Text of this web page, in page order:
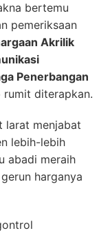
bertemu
pemeriksaan
Akrilik
Penerbangan
rumit diterapkan.
larat menjabat
lebih-lebih
abadi meraih
harganya